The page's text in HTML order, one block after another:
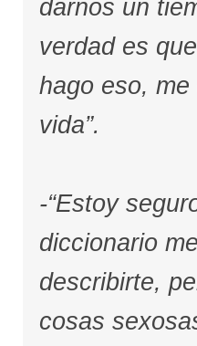
darnos un
verdad es
hago eso,
vida”.
-“Estoy
diccionario
describirte,
cosas